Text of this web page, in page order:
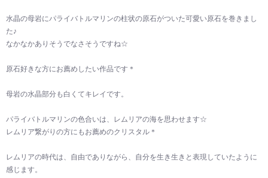
水晶の母岩にパライバトルマリンの柱状の原石がついた可愛い原石を巻きまし
た♪
なかなかありそうでなさそうですね☆
原石好きな方にお薦めしたい作品です＊
母岩の水晶部分も白くてキレイです。
パライバトルマリンの色合いは、レムリアの海を思わせます☆
レムリア繋がりの方にもお薦めのクリスタル＊
レムリアの時代は、自由でありながら、自分を生き生きと表現していたように
感じます。